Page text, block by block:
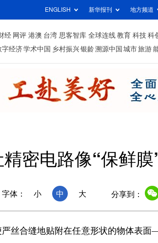
ENGLISH 新华报刊 地方频道
经 网评 港澳 台湾 思客智库 全球连线 教育 科技 科
字经济学术中国 乡村振兴银龄溯源中国 城市旅游
密电路像“保鲜
字体： 小 中 大 分享到：
丝合缝地贴附在任意形状的物体表面